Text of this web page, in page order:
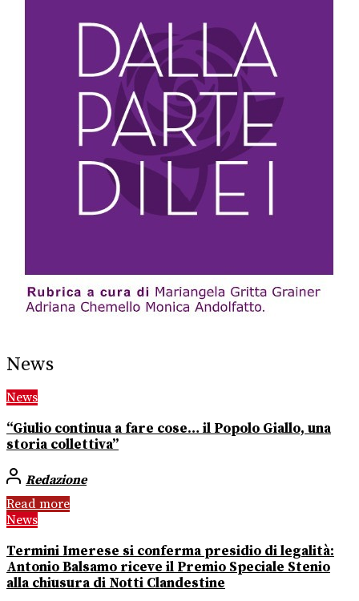
News
News
“Giulio continua a fare cose… il Popolo Giallo, una
storia collettiva”
Redazione
Read more
News
Termini Imerese si conferma presidio di legalità:
Antonio Balsamo riceve il Premio Speciale Stenio
alla chiusura di Notti Clandestine